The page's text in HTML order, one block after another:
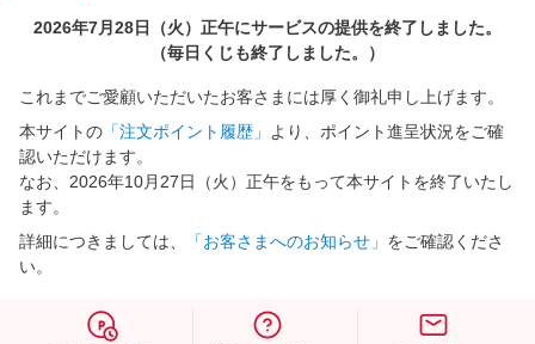
2026年7月28日（火）正午にサービスの提供を終了しました。
（毎日くじも終了しました。）
これまでご愛顧いただいたお客さまには厚く御礼申し上げます。
本サイトの 「注文ポイント履歴」
より、ポイント進呈状況をご確
認いただけます。
なお、2026年10月27日（火）正午をもって本サイトを終了いたし
ます。
詳細につきましては、
「お客さまへのお知らせ」 をご確認くださ
い。